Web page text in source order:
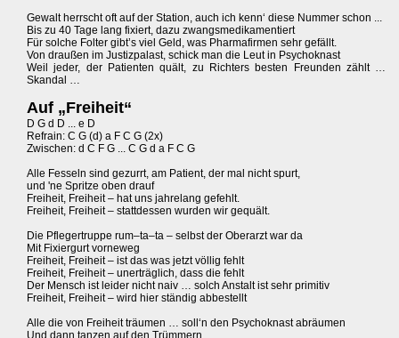
Gewalt herrscht oft auf der Station, auch ich kenn‘ diese Nummer schon ...
Bis zu 40 Tage lang fixiert, dazu zwangsmedikamentiert
Für solche Folter gibt’s viel Geld, was Pharmafirmen sehr gefällt.
Von draußen im Justizpalast, schick man die Leut in Psychoknast
Weil jeder, der Patienten quält, zu Richters besten Freunden zählt …
Skandal …
Auf „Freiheit“
D G d D ... e D
Refrain: C G (d) a F C G (2x)
Zwischen: d C F G ... C G d a F C G
Alle Fesseln sind gezurrt, am Patient, der mal nicht spurt,
und 'ne Spritze oben drauf
Freiheit, Freiheit – hat uns jahrelang gefehlt.
Freiheit, Freiheit – stattdessen wurden wir gequält.
Die Pflegertruppe rum–ta–ta – selbst der Oberarzt war da
Mit Fixiergurt vorneweg
Freiheit, Freiheit – ist das was jetzt völlig fehlt
Freiheit, Freiheit – unerträglich, dass die fehlt
Der Mensch ist leider nicht naiv … solch Anstalt ist sehr primitiv
Freiheit, Freiheit – wird hier ständig abbestellt
Alle die von Freiheit träumen … soll‘n den Psychoknast abräumen
Und dann tanzen auf den Trümmern